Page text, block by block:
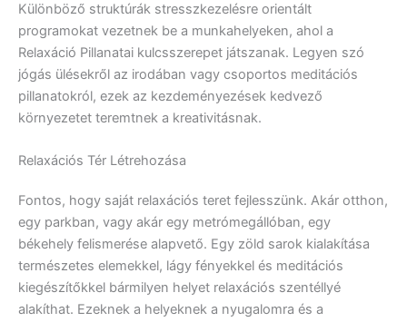
Különböző struktúrák stresszkezelésre orientált
programokat vezetnek be a munkahelyeken, ahol a
Relaxáció Pillanatai kulcsszerepet játszanak. Legyen szó
jógás ülésekről az irodában vagy csoportos meditációs
pillanatokról, ezek az kezdeményezések kedvező
környezetet teremtnek a kreativitásnak.
Relaxációs Tér Létrehozása
Fontos, hogy saját relaxációs teret fejlesszünk. Akár otthon,
egy parkban, vagy akár egy metrómegállóban, egy
békehely felismerése alapvető. Egy zöld sarok kialakítása
természetes elemekkel, lágy fényekkel és meditációs
kiegészítőkkel bármilyen helyet relaxációs szentéllyé
alakíthat. Ezeknek a helyeknek a nyugalomra és a